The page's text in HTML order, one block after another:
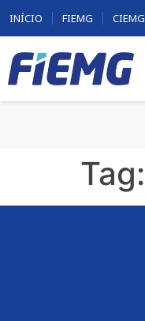
INÍCIO FIEMG CIEMG
Tag: